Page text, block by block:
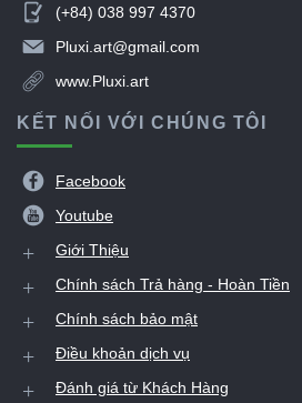
 (+84) 038 997 4370
 Pluxi.art@gmail.com
 www.Pluxi.art
KẾT NỐI VỚI CHÚNG TÔI
 Facebook
 Youtube
+ Giới Thiệu
+ Chính sách Trả hàng - Hoàn Tiền
+ Chính sách bảo mật
+ Điều khoản dịch vụ
+ Đánh giá từ Khách Hàng